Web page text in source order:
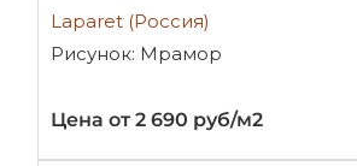
Laparet (Россия)
Рисунок: Мрамор
Цена от 2 690 руб/м2